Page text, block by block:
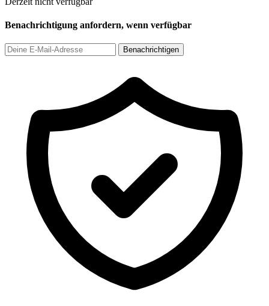
Benachrichtigung anfordern, wenn verfügbar
Benachrichtigen